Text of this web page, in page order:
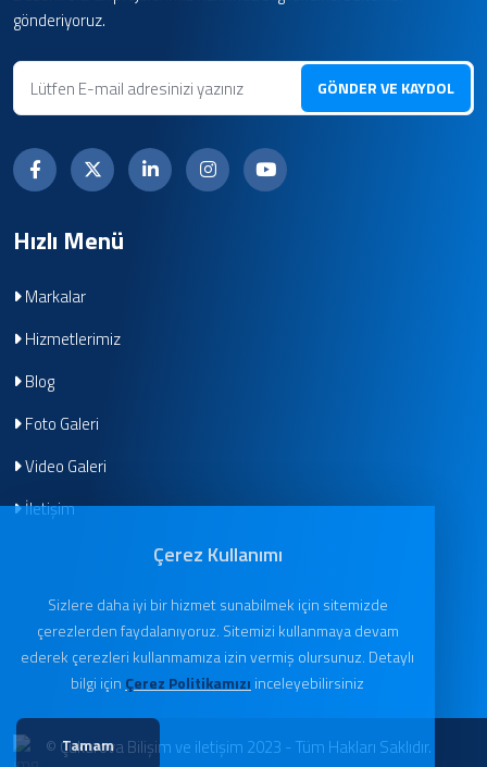
gönderiyoruz.
GÖNDER VE KAYDOL
Hızlı Menü
Markalar
Hizmetlerimiz
Blog
Foto Galeri
Video Galeri
İletişim
© Çukurova Bilişim ve iletişim 2023 - Tüm Hakları Saklıdır.
Çerez Kullanımı
Sizlere daha iyi bir hizmet sunabilmek için sitemizde
çerezlerden faydalanıyoruz. Sitemizi kullanmaya devam
ederek çerezleri kullanmamıza izin vermiş olursunuz. Detaylı
bilgi için Çerez Politikamızı inceleyebilirsiniz
Tamam